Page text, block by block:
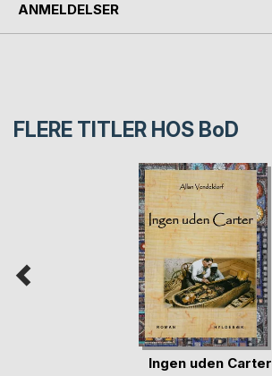
ANMELDELSER
FLERE TITLER HOS BoD
Ingen uden Carter